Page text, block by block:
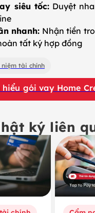
siêu tốc:Duyệt
nhanh: Nhận tiền
tất ký hợp đồng
niệm tài chính
hiểu gói vay Home
ký liên